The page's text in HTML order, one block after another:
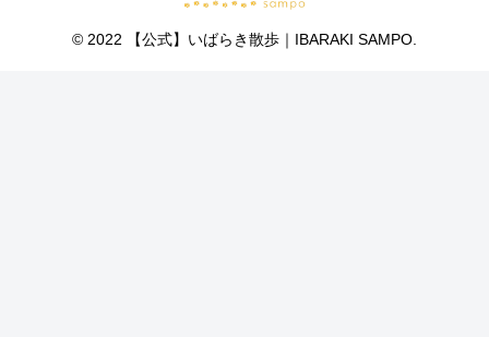
© 2022 【公式】いばらき散歩｜IBARAKI SAMPO.